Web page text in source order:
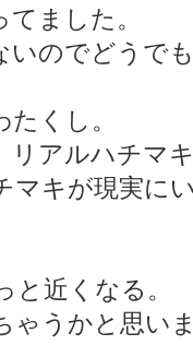
ました。
のでどうで
くし。
ルハチマキ
キが現実に
と近くなる。
ゃうかと思い